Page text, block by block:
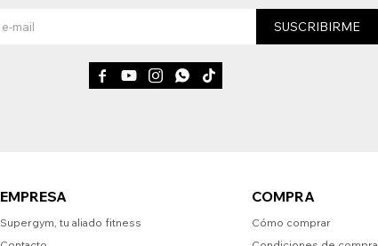
EMPRESA
Supergym, tu aliado fitness
COMPRA
Cómo comprar
SUSCRIBIRME
    